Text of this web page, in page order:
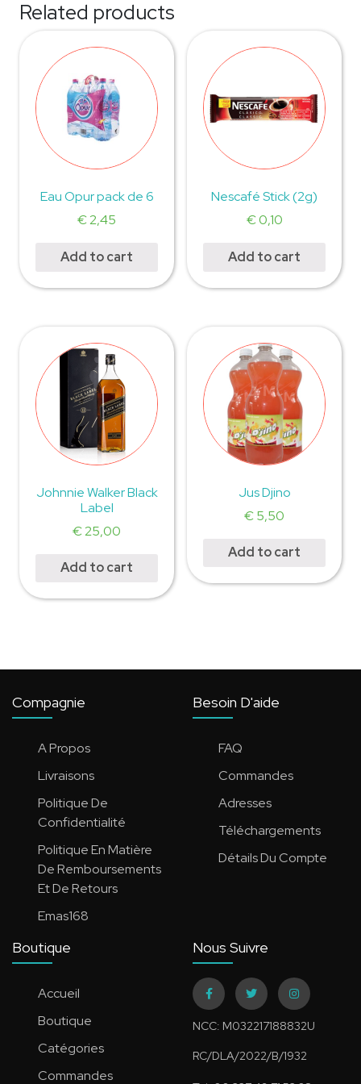
Related products
Eau Opur pack de 6
€2,45
Add to cart
Nescafé Stick (2g)
€0,10
Add to cart
Johnnie Walker Black
Label
€25,00
Add to cart
Jus Djino
€5,50
Add to cart
Compagnie
A Propos
Livraisons
Politique De
Confidentialité
Politique En Matière
De Remboursements
Et De Retours
Emas168
Besoin D'aide
FAQ
Commandes
Adresses
Téléchargements
Détails Du Compte
Boutique
Accueil
Boutique
Catégories
Commandes
Nous Suivre
NCC: M032217188832U
RC/DLA/2022/B/1932